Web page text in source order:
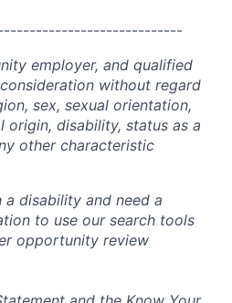
employer, and qualified
without regard
sex, sexual orientation,
origin, disability, status as a
other characteristic
disability and need a
to use our search tools
opportunity review